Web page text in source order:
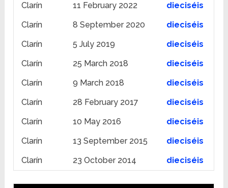
Clarín
11 February 2022
dieciséis
Clarín
8 September 2020
dieciséis
Clarín
5 July 2019
dieciséis
Clarín
25 March 2018
dieciséis
Clarín
9 March 2018
dieciséis
Clarín
28 February 2017
dieciséis
Clarín
10 May 2016
dieciséis
Clarín
13 September 2015
dieciséis
Clarín
23 October 2014 dieciséis